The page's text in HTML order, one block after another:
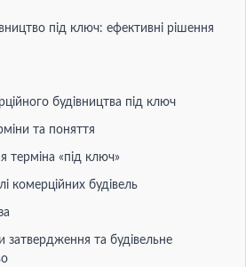
під ключ: ефективні рішення
будівництва під ключ
та поняття
терміна «під ключ»
комерційних будівель
затвердження та будівельне